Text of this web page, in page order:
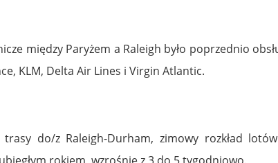
między Paryżem a Raleigh było poprzednio
KLM, Delta Air Lines i Virgin Atlantic.
trasy do/z Raleigh-Durham, zimowy rozkład
rokiem, wzrośnie z 3 do 5 tygodniowo.